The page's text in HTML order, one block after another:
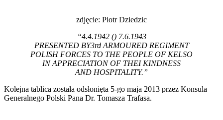
zdjęcie: Piotr Dziedzic
“4.4.1942 () 7.6.1943
PRESENTED BY3rd ARMOURED REGIMENT
POLISH FORCES TO THE PEOPLE OF KELSO
IN APPRECIATION OF THEI KINDNESS
AND HOSPITALITY.”
Kolejna tablica została odsłonięta 5-go maja 2013 przez Konsula
Generalnego Polski Pana Dr. Tomasza Trafasa.